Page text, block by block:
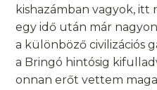
kishazámban vagyok, itt
egy idő után már
a különböző civilizációs
a Bringó hintósig
onnan erőt vettem